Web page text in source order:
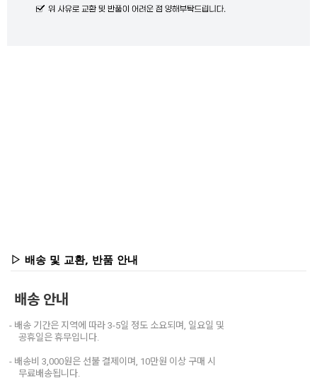
▷ 배송 및 교환, 반품 안내
배송 안내
- 배송 기간은 지역에 따라 3-5일 정도 소요되며, 일요일 및
공휴일은 휴무입니다.
- 배송비 3,000원은 선불 결제이며, 10만원 이상 구매 시
무료배송됩니다.